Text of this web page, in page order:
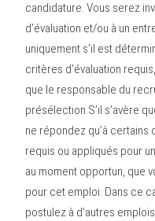
candidature. Vous serez
d’évaluation et/ou à un
uniquement s’il est
critères d’évaluation
que le responsable du
présélection.S’il s’avère
ne répondez qu’à certains
requis ou appliqués pour
au moment opportun, que
pour cet emploi. Dans ce
postulez à d’autres